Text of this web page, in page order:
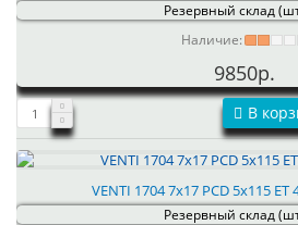
Резервный склад
Наличие:
9850р.
В
VENTI 1704 7x17 PCD 5x115 ET
Резервный склад